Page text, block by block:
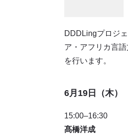
DDDLingプロジ
ア・アフリカ言
を行います。
6月19日（木）
15:00–16:30
髙橋洋成